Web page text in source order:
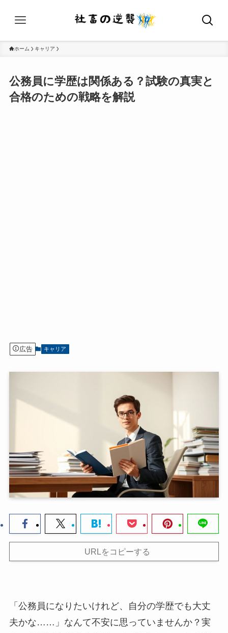
ホーム キャリア
公務員に学歴は関係ある？試験の真実と
合格のための戦略を解説
広告 キャリア
URLをコピーする
「公務員になりたいけれど、自分の学歴でも大丈
夫かな……」なんて不安に思っていませんか？実